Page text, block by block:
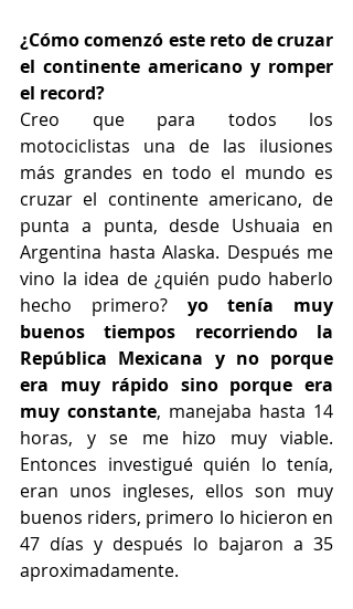
¿Cómo comenzó este reto de cruzar
el continente americano y romper
el record?
Creo que para todos los
motociclistas una de las ilusiones
más grandes en todo el mundo es
cruzar el continente americano, de
punta a punta, desde Ushuaia en
Argentina hasta Alaska. Después me
vino la idea de ¿quién pudo haberlo
hecho primero? yo tenía muy
buenos tiempos recorriendo la
República Mexicana y no porque
era muy rápido sino porque era
muy constante, manejaba hasta 14
horas, y se me hizo muy viable.
Entonces investigué quién lo tenía,
eran unos ingleses, ellos son muy
buenos riders, primero lo hicieron en
47 días y después lo bajaron a 35
aproximadamente.